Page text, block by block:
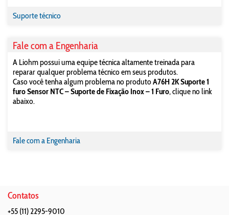
Suporte técnico
Fale com a Engenharia
A Liohm possui uma equipe técnica altamente treinada para
reparar qualquer problema técnico em seus produtos.
Caso você tenha algum problema no produtoA76H 2K Suporte 1
furo Sensor NTC – Suporte de Fixação Inox – 1 Furo, clique no link
abaixo.
Fale com a Engenharia
Contatos
+55 (11) 2295-9010